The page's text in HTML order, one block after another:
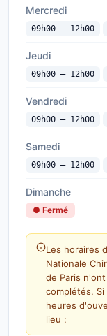
Mercredi
09h00 — 12h00
Jeudi
09h00 — 12h00
Vendredi
09h00 — 12h00
Samedi
09h00 — 12h00
Dimanche
● Fermé
Les horaires
Nationale
de Paris
complétés.
heures
lieu :